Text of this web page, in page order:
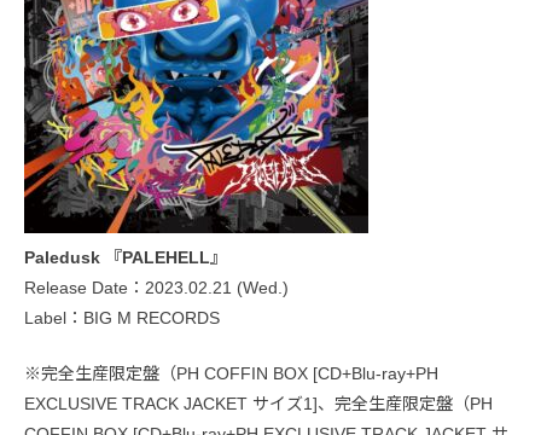
Paledusk 『PALEHELL』
Release Date：2023.02.21 (Wed.)
Label：BIG M RECORDS
※完全生産限定盤（PH COFFIN BOX [CD+Blu-ray+PH
EXCLUSIVE TRACK JACKET サイズ1]、完全生産限定盤（PH